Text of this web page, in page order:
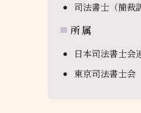
司法書士（簡裁
所属
日本司法書士会
東京司法書士会